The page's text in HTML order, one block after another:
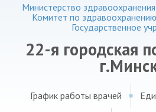
Министерство
Комитет по
Государственное
22-я городская
График работы врачей